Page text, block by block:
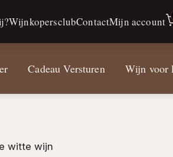
WijnkopersclubContactMijn account
Cadeau Versturen Wijn voor
witte wijn